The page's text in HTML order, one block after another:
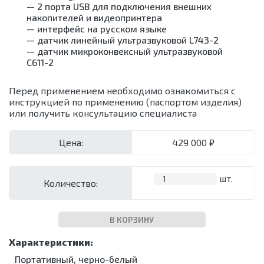
моюще-
дезинфицирующие
Мойки для
эндоскопов
Стерилизаторы
мойки
Упаковочные
машины
стерильных
эндоскопов
хранения
стерильных
инструментов
Кипятильники
дезинфекционные
Контейнеры
дезинфекции
Коробки
стерилизационные
моюще-
дезинфицирующие
Стерилизаторы
ванны/
машины
Установки
дезинфекция
помещений
Лампы
бактерицидные
Облучатели
Аппараты
для
аэрозольной
УЗИ
аппараты и
принадлежности
Холтеры и
кардиорегистраторы
Кресла
Суточные
мониторы
АД
аппараты
Рециркуляторы
Насосы
шприцевые
Жгуты
кровоостанавливающие
Термоконтейнеры
Электрокардиографы
Микроскопы
Холодильники
лабораторные
Морозильники
— 2 порта USB для подключения внешних
накопителей и видеопринтера
— интерфейс на русском языке
— датчик линейный ультразвуковой L743-2
— датчик микроконвексный ультразвуковой
C611-2
Перед применением необходимо ознакомиться с
инструкцией по применению (паспортом изделия)
или получить консультацию специалиста
Цена: 429 000 ₽
Количество: шт.
В КОРЗИНУ
Портативный, черно-белый